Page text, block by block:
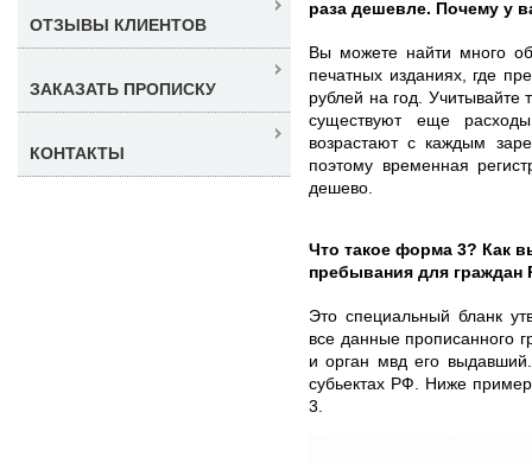
раза дешевле. Почему у
Вы можете найти много
печатных изданиях, где
рублей на год. Учитывайте
существуют еще
возрастают с каждым
поэтому временная
дешево.
Что такое форма 3? Как
пребывания для граждан
Это специальный бланк
все данные прописанного
и орган мвд его
субьектах РФ. Ниже
3.
ОТЗЫВЫ КЛИЕНТОВ
ЗАКАЗАТЬ ПРОПИСКУ
КОНТАКТЫ